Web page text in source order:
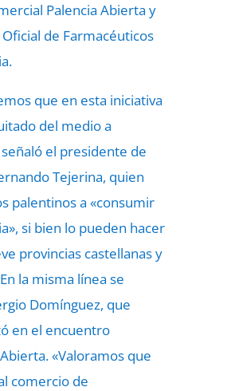
Palencia Abierta y
de Farmacéuticos
que en esta iniciativa
del medio a
el presidente de
Tejerina, quien
palentinos a «consumir
si bien lo pueden hacer
provincias castellanas y
la misma línea se
Domínguez, que
en el encuentro
«Valoramos que
comercio de